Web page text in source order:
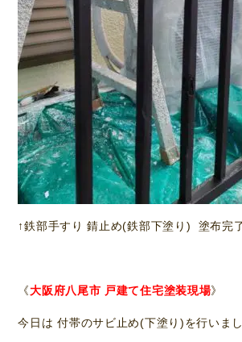
↑鉄部手すり 錆止め(鉄部下塗り) 塗布完
《大阪府八尾市 戸建て住宅塗装現場》
今日は 付帯のサビ止め(下塗り)を行いま